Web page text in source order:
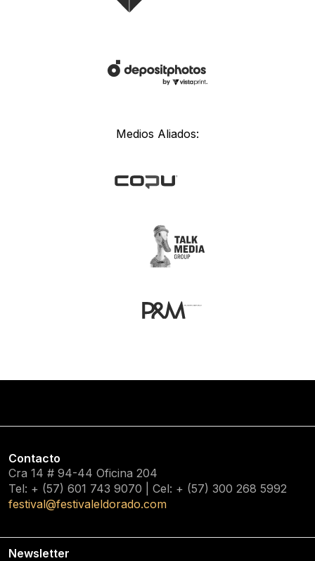
Medios Aliados:
Contacto
Cra 14 # 94-44 Oficina 204
Tel: + (57) 601 743 9070 | Cel: + (57) 300 268 5992
festival@festivaleldorado.com
Newsletter